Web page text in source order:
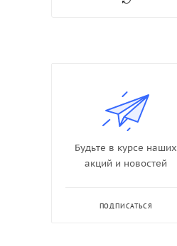
Будьте в курсе наших
акций и новостей
ПОДПИСАТЬСЯ